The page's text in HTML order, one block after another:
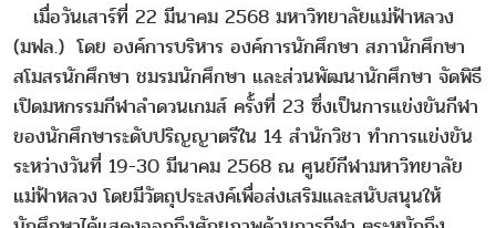
เมื่อวันเสาร์ที่ 22 มีนาคม 2568 มหาวิทยาลัยแม่ฟ้าหลวง
(มฟล.) โดย องค์การบริหาร องค์การนักศึกษา สภานักศึกษา
สโมสรนักศึกษา ชมรมนักศึกษา และส่วนพัฒนานักศึกษา จัดพิธี
เปิดมหกรรมกีฬาลำดวนเกมส์ ครั้งที่ 23 ซึ่งเป็นการแข่งขันกีฬา
ของนักศึกษาระดับปริญญาตรีใน 14 สำนักวิชา ทำการแข่งขัน
ระหว่างวันที่ 19-30 มีนาคม 2568 ณ ศูนย์กีฬามหาวิทยาลัย
แม่ฟ้าหลวง โดยมีวัตถุประสงค์เพื่อส่งเสริมและสนับสนุนให้